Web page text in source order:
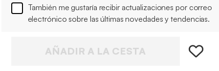
También me gustaría recibir actualizaciones por correo
electrónico sobre las últimas novedades y tendencias.
AÑADIR A LA CESTA